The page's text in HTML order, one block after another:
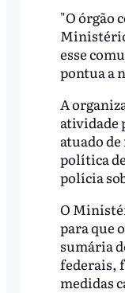
"O órgão
esse
pontua a
A
atividade
atuado
política
polícia
O
para que
sumária
federais,
medidas